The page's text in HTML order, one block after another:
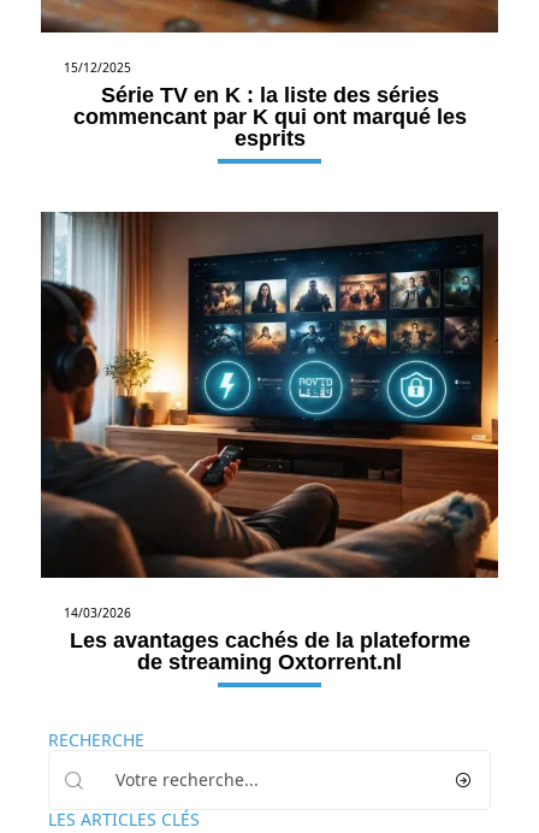
15/12/2025
Série TV en K : la liste des séries
commencant par K qui ont marqué les
esprits
14/03/2026
Les avantages cachés de la plateforme
de streaming Oxtorrent.nl
RECHERCHE
LES ARTICLES CLÉS